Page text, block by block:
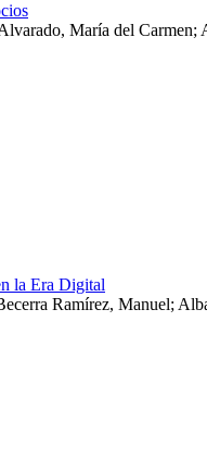
María del
la Era Digital
Ramírez, Manuel;